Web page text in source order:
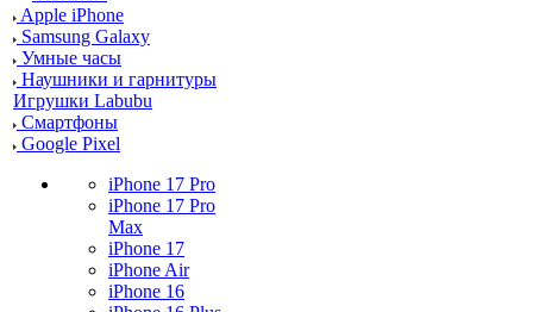
Apple iPhone
Samsung Galaxy
Умные часы
Наушники и гарнитуры
Игрушки Labubu
Смартфоны
Google Pixel
iPhone 17 Pro
iPhone 17 Pro
Max
iPhone 17
iPhone Air
iPhone 16